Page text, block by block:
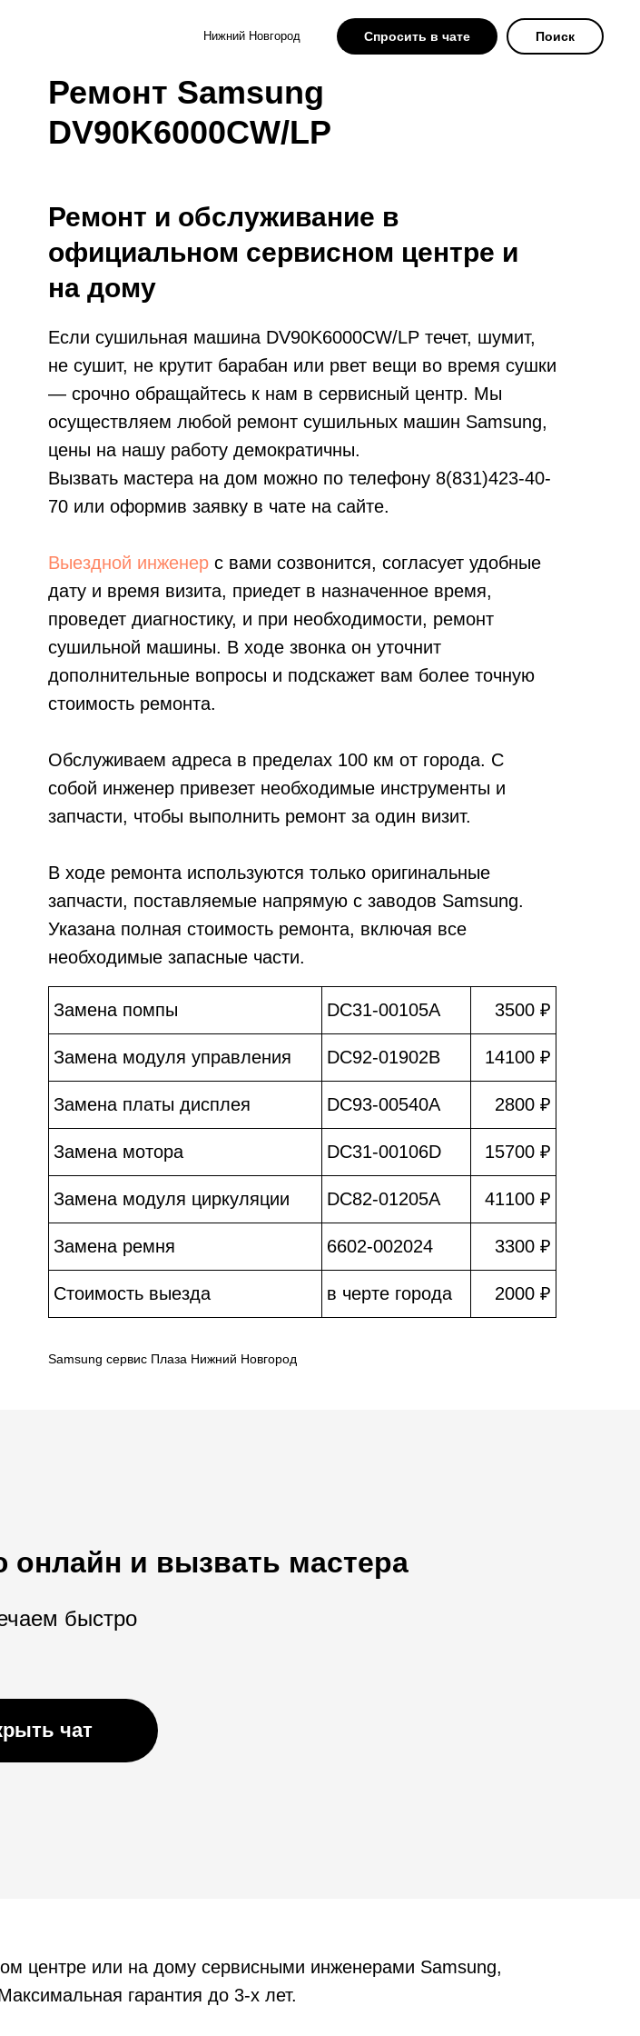
Нижний Новгород Спросить в чате Поиск
Ремонт Samsung
DV90K6000CW/LP
Ремонт и обслуживание в
официальном сервисном центре и
на дому
Если сушильная машина DV90K6000CW/LP течет, шумит,
не сушит, не крутит барабан или рвет вещи во время сушки
— срочно обращайтесь к нам в сервисный центр. Мы
осуществляем любой ремонт сушильных машин Samsung,
цены на нашу работу демократичны.
Вызвать мастера на дом можно по телефону 8(831)423-40-
70 или оформив заявку в чате на сайте.
Выездной инженер с вами созвонится, согласует удобные
дату и время визита, приедет в назначенное время,
проведет диагностику, и при необходимости, ремонт
сушильной машины. В ходе звонка он уточнит
дополнительные вопросы и подскажет вам более точную
стоимость ремонта.
Обслуживаем адреса в пределах 100 км от города. С
собой инженер привезет необходимые инструменты и
запчасти, чтобы выполнить ремонт за один визит.
В ходе ремонта используются только оригинальные
запчасти, поставляемые напрямую с заводов Samsung.
Указана полная стоимость ремонта, включая все
необходимые запасные части.
Замена помпы DC31-00105A 3500 ₽
Замена модуля управления DC92-01902B 14100 ₽
Замена платы дисплея DC93-00540A 2800 ₽
Замена мотора DC31-00106D 15700 ₽
Замена модуля циркуляции DC82-01205A 41100 ₽
Замена ремня 6602-002024 3300 ₽
Стоимость выезда в черте города 2000 ₽
Samsung сервис Плаза Нижний Новгород
онлайн и вызвать мастера
быстро
чат
центре или на дому сервисными инженерами Samsung,
гарантия до 3-х лет.